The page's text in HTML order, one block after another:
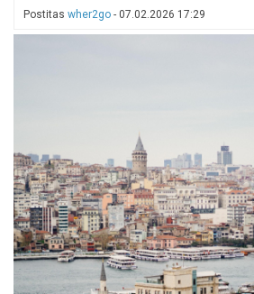
tipus
Postitas wher2go - 07.02.2026 17:29